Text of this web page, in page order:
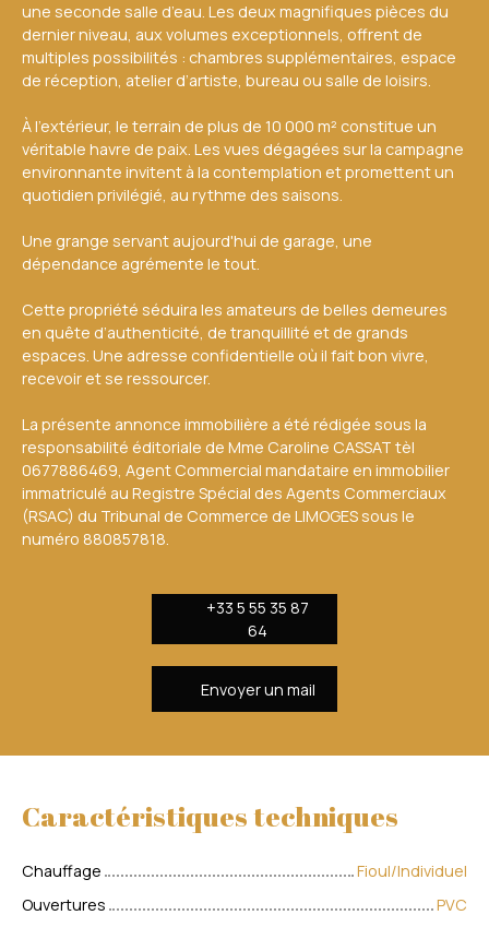
une seconde salle d’eau. Les deux magnifiques pièces du
dernier niveau, aux volumes exceptionnels, offrent de
multiples possibilités : chambres supplémentaires, espace
de réception, atelier d’artiste, bureau ou salle de loisirs.
À l’extérieur, le terrain de plus de 10 000 m² constitue un
véritable havre de paix. Les vues dégagées sur la campagne
environnante invitent à la contemplation et promettent un
quotidien privilégié, au rythme des saisons.
Une grange servant aujourd'hui de garage, une
dépendance agrémente le tout.
Cette propriété séduira les amateurs de belles demeures
en quête d’authenticité, de tranquillité et de grands
espaces. Une adresse confidentielle où il fait bon vivre,
recevoir et se ressourcer.
La présente annonce immobilière a été rédigée sous la
responsabilité éditoriale de Mme Caroline CASSAT tèl
0677886469, Agent Commercial mandataire en immobilier
immatriculé au Registre Spécial des Agents Commerciaux
(RSAC) du Tribunal de Commerce de LIMOGES sous le
numéro 880857818.
+33 5 55 35 87
64
Envoyer un mail
Caractéristiques techniques
Chauffage
Fioul/Individuel
Ouvertures
PVC